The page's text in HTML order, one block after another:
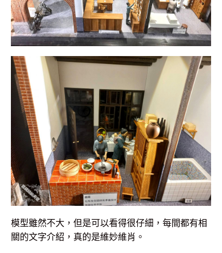
模型雖然不大，但是可以看得很仔細，每間都有相
關的文字介紹，真的是維妙維肖。